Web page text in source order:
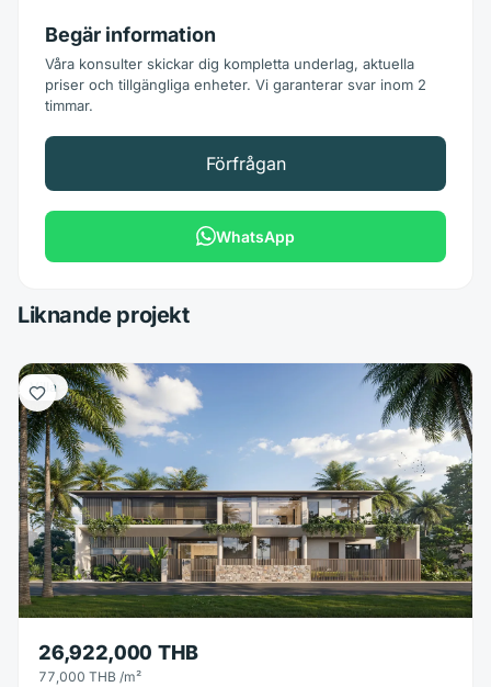
Begär information
Våra konsulter skickar dig kompletta underlag, aktuella
priser och tillgängliga enheter. Vi garanterar svar inom 2
timmar.
Förfrågan
WhatsApp
Liknande projekt
Villa
26,922,000 THB
77,000 THB /m²